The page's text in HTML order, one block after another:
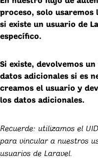
proceso, solo usaremos
si existe un usuario de
específico.
Si existe, devolvemos
datos adicionales si es
creamos el usuario y
los datos adicionales.
Recuerde: utilizamos el
para vincular a nuestros
usuarios de Laravel.